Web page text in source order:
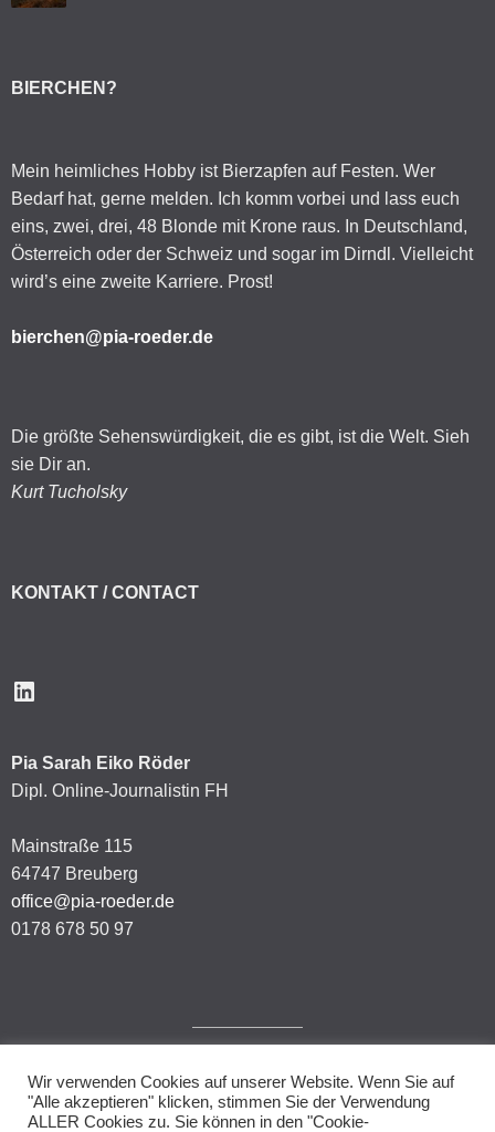
BIERCHEN?
Mein heimliches Hobby ist Bierzapfen auf Festen. Wer
Bedarf hat, gerne melden. Ich komm vorbei und lass euch
eins, zwei, drei, 48 Blonde mit Krone raus. In Deutschland,
Österreich oder der Schweiz und sogar im Dirndl. Vielleicht
wird’s eine zweite Karriere. Prost!
bierchen@pia-roeder.de
Die größte Sehenswürdigkeit, die es gibt, ist die Welt. Sieh
sie Dir an.
Kurt Tucholsky
KONTAKT / CONTACT
LinkedIn
Pia Sarah Eiko Röder
Dipl. Online-Journalistin FH
Mainstraße 115
64747 Breuberg
office@pia-roeder.de
0178 678 50 97
Impressum
Wir verwenden Cookies auf unserer Website. Wenn Sie auf
"Alle akzeptieren" klicken, stimmen Sie der Verwendung
ALLER Cookies zu. Sie können in den "Cookie-